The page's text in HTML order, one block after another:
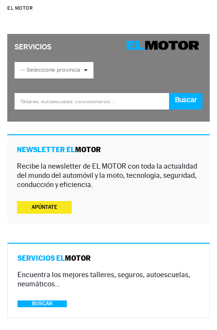
EL MOTOR
NEWSLETTER ELMOTOR
Recibe la newsletter de EL MOTOR con toda la actualidad
del mundo del automóvil y la moto, tecnología, seguridad,
conducción y eficiencia.
APÚNTATE
SERVICIOS ELMOTOR
Encuentra los mejores talleres, seguros, autoescuelas,
neumáticos…
BUSCAR